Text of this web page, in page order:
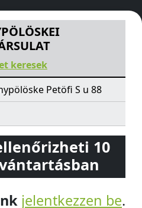
Petöfi S u 88
keresek
Petöfi S u 88
10
jelentkezzen be.